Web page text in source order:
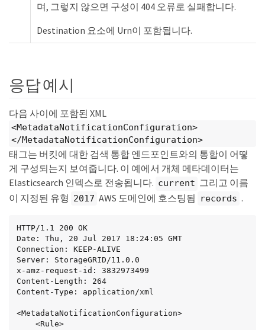
며, 그렇지 않으면 구성이 404 오류로 실패합니다.
Destination 요소에 Urn이 포함됩니다.
응답 예시
다음 사이에 포함된 XML
<MetadataNotificationConfiguration>
</MetadataNotificationConfiguration>
태그는 버킷에 대한 검색 통합 엔드포인트와의 통합이 어떻
게 구성되는지 보여줍니다. 이 예에서 개체 메타데이터는
Elasticsearch 인덱스로 전송됩니다. current 그리고 이름
이 지정된 유형 2017 AWS 도메인에 호스팅됨 records .
HTTP/1.1 200 OK
Date: Thu, 20 Jul 2017 18:24:05 GMT
Connection: KEEP-ALIVE
Server: StorageGRID/11.0.0
x-amz-request-id: 3832973499
Content-Length: 264
Content-Type: application/xml
<MetadataNotificationConfiguration>